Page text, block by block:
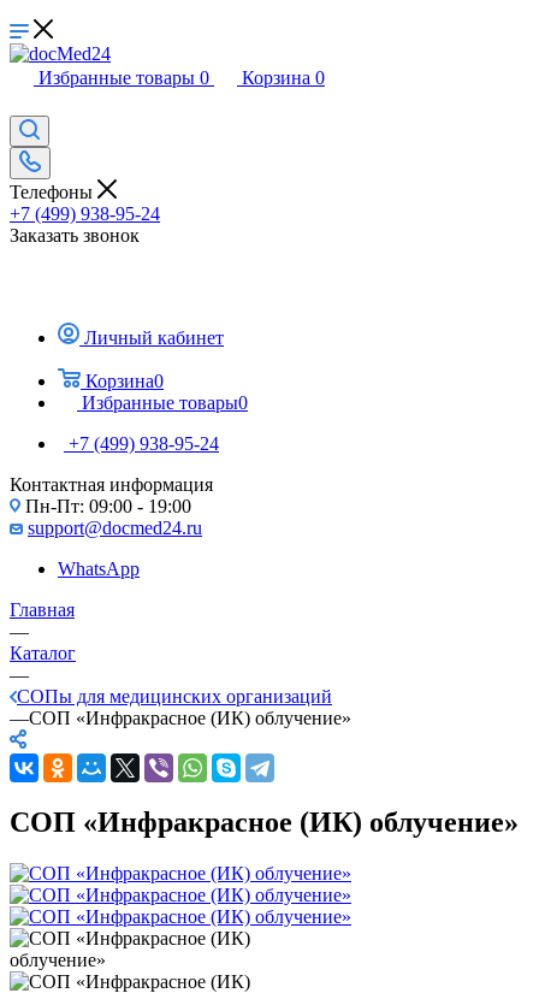
Избранные товары 0 Корзина 0
Телефоны
+7 (499) 938-95-24
Заказать звонок
Личный кабинет
Корзина0
Избранные товары0
+7 (499) 938-95-24
Контактная информация
Пн-Пт: 09:00 - 19:00
support@docmed24.ru
WhatsApp
Главная
—
Каталог
—
СОПы для медицинских организаций
—СОП «Инфракрасное (ИК) облучение»
СОП «Инфракрасное (ИК) облучение»